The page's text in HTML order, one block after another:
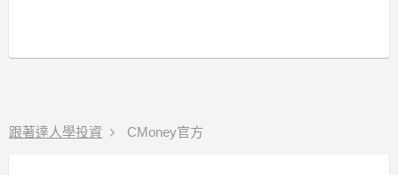
跟著達人學投資 CMoney官方